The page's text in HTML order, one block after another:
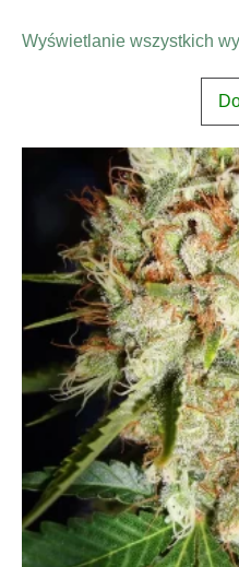
Wyświetlanie wszystkich